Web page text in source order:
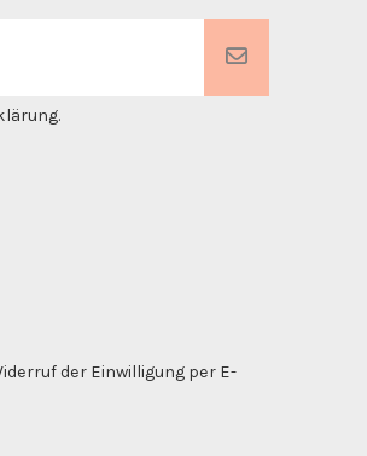
der Einwilligung per E-